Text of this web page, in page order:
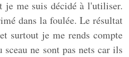
je me suis décidé à l'utiliser.
dans la foulée. Le résultat
surtout je me rends compte
ne sont pas nets car ils